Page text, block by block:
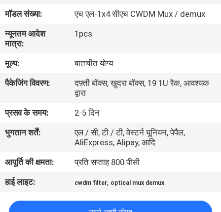
कारखाने
का
गुणवत्ता
नियंत्रण
हमसे
संपर्क
करें
समाचार
मॉडल संख्या:
एच एल-1x4 सीएच CWDM Mux / demux
न्यूनतम आदेश
मात्रा:
1pcs
मूल्य:
बातचीत योग्य
पैकेजिंग विवरण:
दफ़्ती बॉक्स, खुदरा बॉक्स, 19 1U रैक, आवश्यक
द्वारा
प्रसव के समय:
2-5 दिन
भुगतान शर्तें:
एल / सी, टी / टी, वेस्टर्न यूनियन, पेपैल,
AliExpress, Alipay, आदि
आपूर्ति की क्षमता:
प्रति सप्ताह 800 पीसी
हाई लाइट:
cwdm filter, optical mux demux